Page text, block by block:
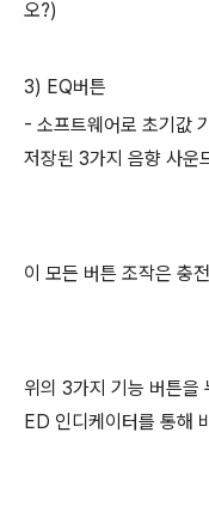
오?)
3) EQ버튼
- 소프트웨어로 초기값
저장된 3가지 음향 사운
이 모든 버튼 조작은 충
위의 3가지 기능 버튼을
ED 인디케이터를 통해